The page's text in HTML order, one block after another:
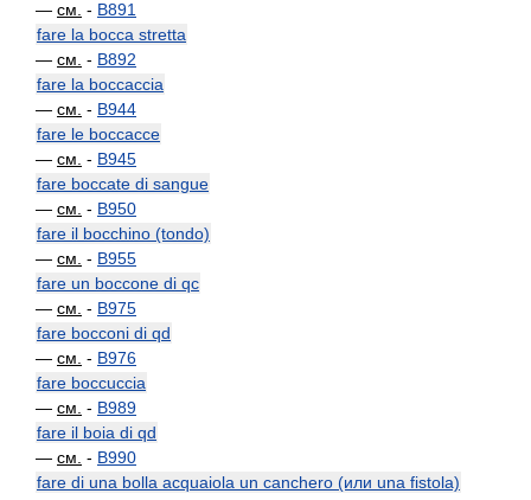
— см. - B891
fare la bocca stretta
— см. - B892
fare la boccaccia
— см. - B944
fare le boccacce
— см. - B945
fare boccate di sangue
— см. - B950
fare il bocchino (tondo)
— см. - B955
fare un boccone di qc
— см. - B975
fare bocconi di qd
— см. - B976
fare boccuccia
— см. - B989
fare il boia di qd
— см. - B990
fare di una bolla acquaiola un canchero (или una fistola)